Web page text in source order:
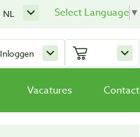
Select Language▼
NL
Inloggen
Vacatures Contact